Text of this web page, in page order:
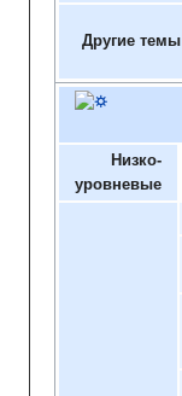
Другие темы
Низко-
уровневые